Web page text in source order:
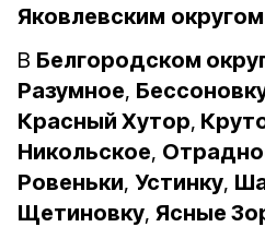
Яковлевским округом
В Белгородском
Разумное,
Красный Хутор,
Никольское,
Ровеньки, Устинку,
Щетиновку, Ясные